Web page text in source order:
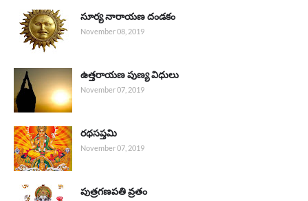
సూర్య నారాయణ దండకం
November 08, 2019
ఉత్తరాయణ పుణ్య విధులు
November 07, 2019
రథసప్తమి
November 07, 2019
పుత్రగణపతి వ్రతం